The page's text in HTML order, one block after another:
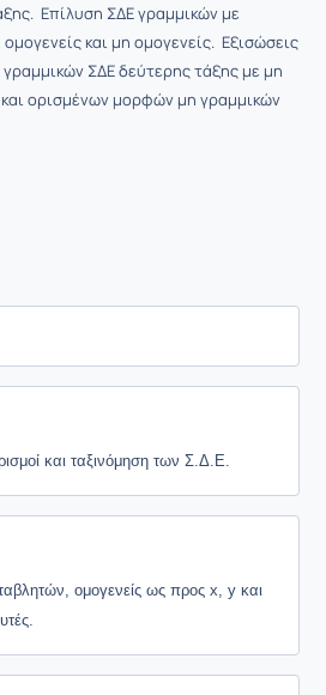
Επίλυση ΣΔΕ γραμμικών με
και μη ομογενείς. Εξισώσεις
γραμμικών ΣΔΕ δεύτερης τάξης με μη
ορισμένων μορφών μη γραμμικών
και ταξινόμηση των Σ.Δ.Ε.
ομογενείς ως προς x, y και